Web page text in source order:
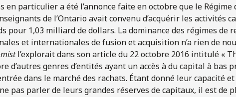
en particulier a été l’annonce faite en octobre que le
de l’Ontario avait convenu d’acquérir les activités
pour 1,03 milliard de dollars. La dominance des régimes de
et internationales de fusion et acquisition n’a rien de
l’explorait dans son article du 22 octobre 2016 intitulé «
d’autres genres d’entités ayant un accès à du capital à bas
dans le marché des rachats. Étant donné leur capacité
pas parler de leurs grandes réserves de capitaux, il est de